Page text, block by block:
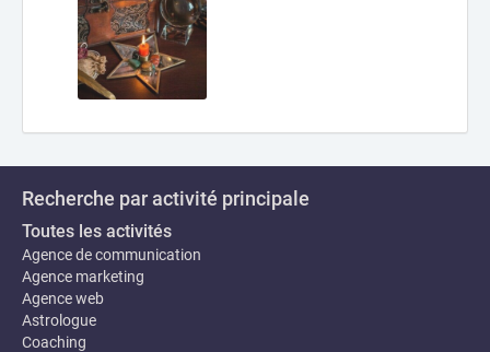
Recherche par activité principale
Toutes les activités
Agence de communication
Agence marketing
Agence web
Astrologue
Coaching